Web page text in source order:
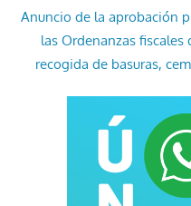
Anuncio de la aprobación
las Ordenanzas fiscales
recogida de basuras,